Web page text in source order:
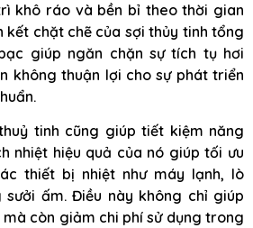
khô ráo và bền bỉ theo thời gian
kết chặt chẽ của sợi thủy tinh tổng
giúp ngăn chặn sự tích tụ hơi
không thuận lợi cho sự phát triển
tinh cũng giúp tiết kiệm năng
nhiệt hiệu quả của nó giúp tối ưu
thiết bị nhiệt như máy lạnh, lò
sưởi ấm. Điều này không chỉ giúp
còn giảm chi phí sử dụng trong